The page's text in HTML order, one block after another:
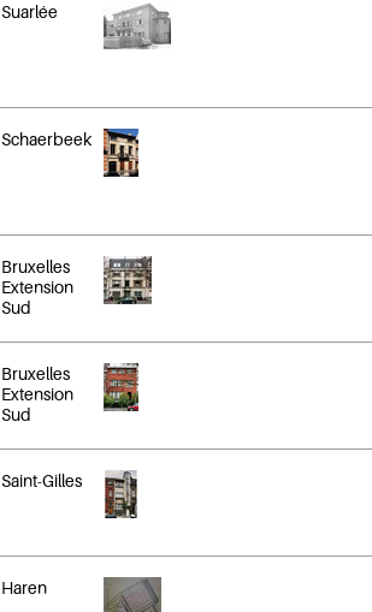
Suarlée
Schaerbeek
Bruxelles
Extension
Sud
Bruxelles
Extension
Sud
Saint-Gilles
Haren